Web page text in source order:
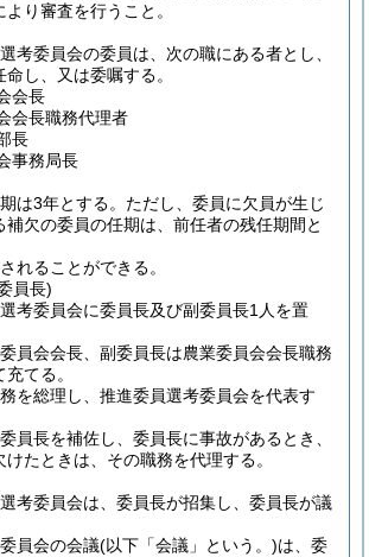
り審査を行うこと。
考委員会の委員は、次の職にある者とし、
し、又は委嘱する。
会長
会長職務代理者
長
事務局長
は3年とする。 ただし、委員に欠員が生じ
補欠の委員の任期は、前任者の残任期間と
れることができる。
員長)
考委員会に委員長及び副委員長1人を置
員会会長、副委員長は農業委員会会長職務
てる。
を総理し、推進委員選考委員会を代表す
員長を補佐し、委員長に事故があるとき、
けたときは、その職務を代理する。
考委員会は、委員長が招集し、委員長が議
員会の会議(以下「会議」という。)は、委